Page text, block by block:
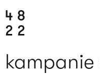
kampanie